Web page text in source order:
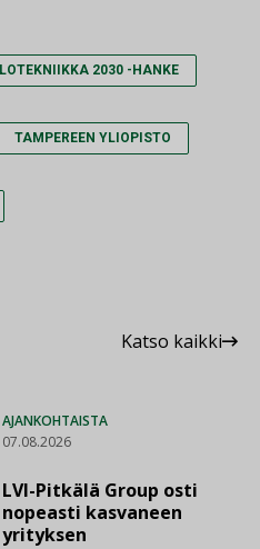
2030 -HANKE
TAMPEREEN YLIOPISTO
Katso kaikki
AJANKOHTAISTA
07.08.2026
LVI-Pitkälä Group osti
nopeasti kasvaneen
yrityksen